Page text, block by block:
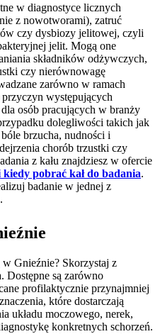
w diagnostyce licznych
z nowotworami), zatruć
czy dysbiozy jelitowej, czyli
jelit. Mogą one
składników odżywczych,
czy nierównowagę
zarówno w ramach
występujących
osób pracujących w branży
dolegliwości takich jak
brzucha, nudności i
chorób trzustki czy
z kału znajdziesz w ofercie
pobrać kał do badania.
badanie w jednej z
w Gnieźnie? Skorzystaj z
są zarówno
profilaktycznie przynajmniej
które dostarczają
układu moczowego, nerek,
konkretnych schorzeń.